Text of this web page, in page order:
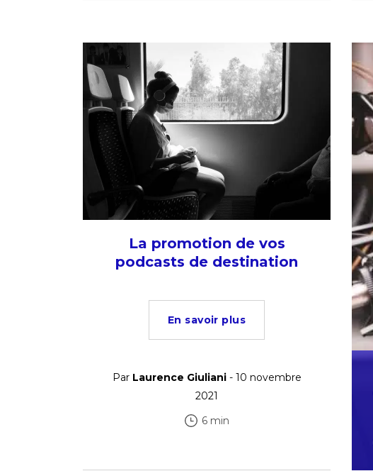
La promotion de vos
podcasts de destination
En savoir plus
Par Laurence Giuliani- 10 novembre
2021
6 min